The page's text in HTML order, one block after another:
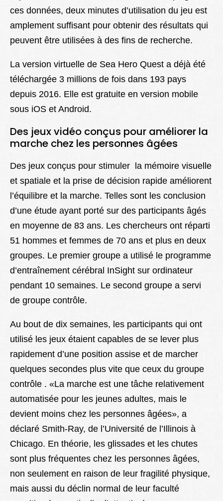
ces données, deux minutes d’utilisation du jeu est
amplement suffisant pour obtenir des résultats qui
peuvent être utilisées à des fins de recherche.
La version virtuelle de Sea Hero Quest a déjà été
téléchargée 3 millions de fois dans 193 pays
depuis 2016. Elle est gratuite en version mobile
sous iOS et Android.
Des jeux vidéo conçus pour améliorer la
marche chez les personnes âgées
Des jeux conçus pour stimuler la mémoire visuelle
et spatiale et la prise de décision rapide améliorent
l’équilibre et la marche. Telles sont les conclusion
d’une étude ayant porté sur des participants âgés
en moyenne de 83 ans. Les chercheurs ont réparti
51 hommes et femmes de 70 ans et plus en deux
groupes. Le premier groupe a utilisé le programme
d’entraînement cérébral InSight sur ordinateur
pendant 10 semaines. Le second groupe a servi
de groupe contrôle.
Au bout de dix semaines, les participants qui ont
utilisé les jeux étaient capables de se lever plus
rapidement d’une position assise et de marcher
quelques secondes plus vite que ceux du groupe
contrôle . «La marche est une tâche relativement
automatisée pour les jeunes adultes, mais le
devient moins chez les personnes âgées», a
déclaré Smith-Ray, de l’Université de l’Illinois à
Chicago. En théorie, les glissades et les chutes
sont plus fréquentes chez les personnes âgées,
non seulement en raison de leur fragilité physique,
mais aussi du déclin normal de leur faculté